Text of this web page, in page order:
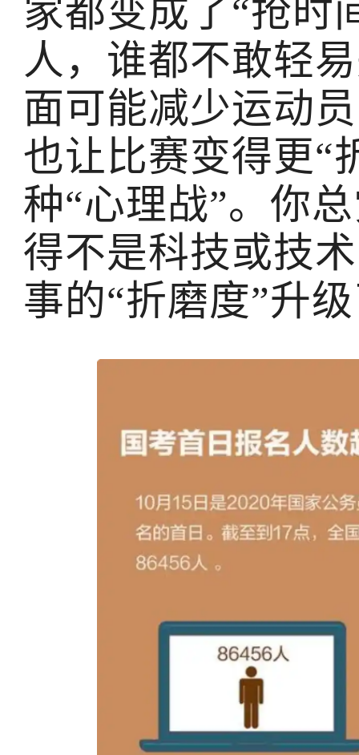
家都变成了“抢时
人，谁都不敢轻
面可能减少运动
也让比赛变得更
种“心理战”。你
得不是科技或技
事的“折磨度”升